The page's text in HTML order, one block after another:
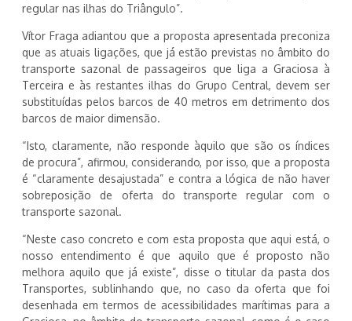
regular nas ilhas do Triângulo”.
Vítor Fraga adiantou que a proposta apresentada preconiza
que as atuais ligações, que já estão previstas no âmbito do
transporte sazonal de passageiros que liga a Graciosa à
Terceira e às restantes ilhas do Grupo Central, devem ser
substituídas pelos barcos de 40 metros em detrimento dos
barcos de maior dimensão.
“Isto, claramente, não responde àquilo que são os índices
de procura”, afirmou, considerando, por isso, que a proposta
é “claramente desajustada” e contra a lógica de não haver
sobreposição de oferta do transporte regular com o
transporte sazonal.
“Neste caso concreto e com esta proposta que aqui está, o
nosso entendimento é que aquilo que é proposto não
melhora aquilo que já existe”, disse o titular da pasta dos
Transportes, sublinhando que, no caso da oferta que foi
desenhada em termos de acessibilidades marítimas para a